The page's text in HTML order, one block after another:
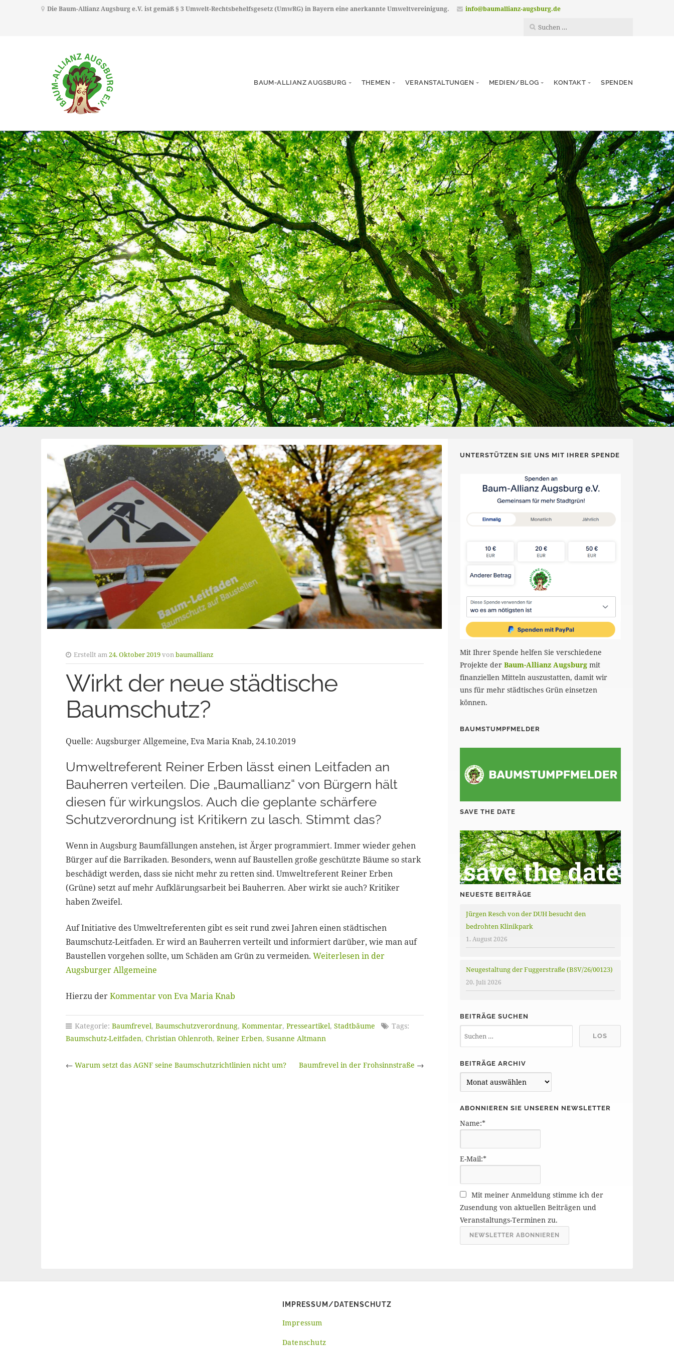
Die Baum-Allianz Augsburg e.V. ist gemäß § 3 Umwelt-Rechtsbehelfsgesetz (UmwRG) in Bayern eine anerkannte Umweltvereinigung. info@baumallianz-augsburg.de
BAUM-ALLIANZ AUGSBURG THEMEN VERANSTALTUNGEN MEDIEN/BLOG KONTAKT SPENDEN
Erstellt am24. Oktober 2019vonbaumallianz
Wirkt der neue städtische
Baumschutz?
Quelle: Augsburger Allgemeine, Eva Maria Knab, 24.10.2019
Umweltreferent Reiner Erben lässt einen Leitfaden an
Bauherren verteilen. Die „Baumallianz“ von Bürgern hält
diesen für wirkungslos. Auch die geplante schärfere
Schutzverordnung ist Kritikern zu lasch. Stimmt das?
Wenn in Augsburg Baumfällungen anstehen, ist Ärger programmiert. Immer wieder gehen
Bürger auf die Barrikaden. Besonders, wenn auf Baustellen große geschützte Bäume so stark
beschädigt werden, dass sie nicht mehr zu retten sind. Umweltreferent Reiner Erben
(Grüne) setzt auf mehr Aufklärungsarbeit bei Bauherren. Aber wirkt sie auch? Kritiker
haben Zweifel.
Auf Initiative des Umweltreferenten gibt es seit rund zwei Jahren einen städtischen
Baumschutz-Leitfaden. Er wird an Bauherren verteilt und informiert darüber, wie man auf
Baustellen vorgehen sollte, um Schäden am Grün zu vermeiden. Weiterlesen in der
Augsburger Allgemeine
Hierzu derKommentar von Eva Maria Knab
Kategorie: Baumfrevel, Baumschutzverordnung, Kommentar, Presseartikel, Stadtbäume
Tags:
Baumschutz-Leitfaden, Christian Ohlenroth, Reiner Erben, Susanne Altmann
← Warum setzt das AGNF seine Baumschutzrichtlinien nicht um? Baumfrevel in der Frohsinnstraße →
UNTERSTÜTZEN SIE UNS MIT IHRER SPENDE
Mit Ihrer Spende helfen Sie verschiedene
Projekte derBaum-Allianz Augsburg mit
finanziellen Mitteln auszustatten, damit wir
uns für mehr städtisches Grün einsetzen
können.
BAUMSTUMPFMELDER
SAVE THE DATE
NEUESTE BEITRÄGE
Jürgen Resch von der DUH besucht den
bedrohten Klinikpark
1. August 2026
Neugestaltung der Fuggerstraße (BSV/26/00123)
20. Juli 2026
BEITRÄGE SUCHEN
BEITRÄGE ARCHIV
e
r
e
r
c
h
i
ABONNIEREN SIE UNSEREN NEWSLETTER
Name:*
E-Mail:*
Mit meiner Anmeldung stimme ich der
Zusendung von aktuellen Beiträgen und
Veranstaltungs-Terminen zu.
IMPRESSUM/DATENSCHUTZ
Impressum
Datenschutz